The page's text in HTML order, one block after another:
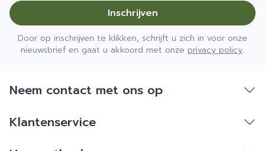
Inschrijven
Door op inschrijven te klikken, schrijft u zich in voor onze
nieuwsbrief en gaat u akkoord met onze privacy policy.
Neem contact met ons op
Klantenservice